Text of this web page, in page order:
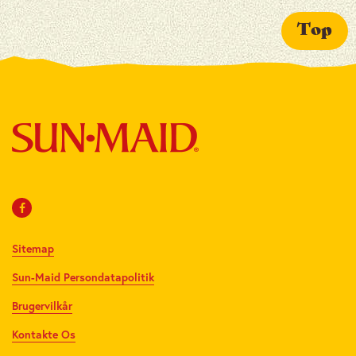
Sitemap
Sun-Maid Persondatapolitik
Brugervilkår
Kontakte Os
Top